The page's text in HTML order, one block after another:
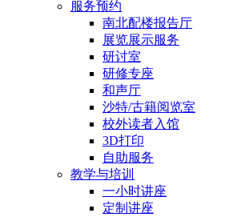
服务预约
南北配楼报告厅
展览展示服务
研讨室
研修专座
和声厅
沙特/古籍阅览室
校外读者入馆
3D打印
自助服务
教学与培训
一小时讲座
定制讲座